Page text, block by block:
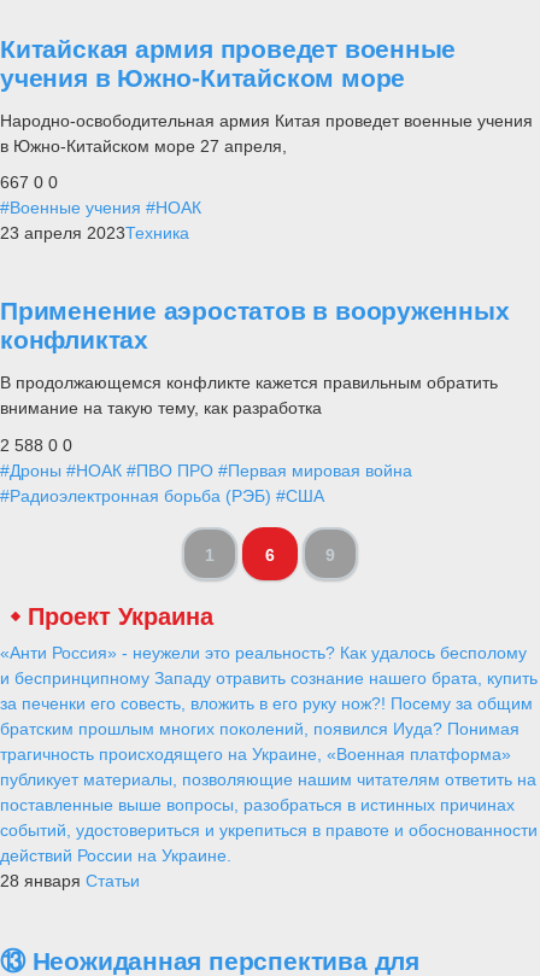
Китайская армия проведет военные
учения в Южно-Китайском море
Народно-освободительная армия Китая проведет военные учения
в Южно-Китайском море 27 апреля,
667 0 0
#Военные учения #НОАК
23 апреля 2023Техника
Применение аэростатов в вооруженных
конфликтах
В продолжающемся конфликте кажется правильным обратить
внимание на такую тему, как разработка
2 588 0 0
#Дроны #НОАК #ПВО ПРО #Первая мировая война
#Радиоэлектронная борьба (РЭБ) #США
1 6 9
Проект Украина
«Анти Россия» - неужели это реальность? Как удалось бесполому
и беспринципному Западу отравить сознание нашего брата, купить
за печенки его совесть, вложить в его руку нож?! Посему за общим
братским прошлым многих поколений, появился Иуда? Понимая
трагичность происходящего на Украине, «Военная платформа»
публикует материалы, позволяющие нашим читателям ответить на
поставленные выше вопросы, разобраться в истинных причинах
событий, удостовериться и укрепиться в правоте и обоснованности
действий России на Украине.
28 января Статьи
⑬ Неожиданная перспектива для